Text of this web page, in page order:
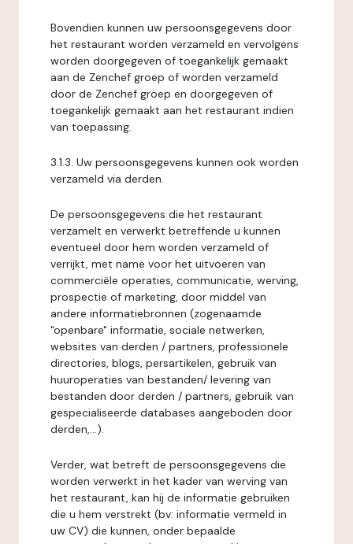
Bovendien kunnen uw persoonsgegevens door
het restaurant worden verzameld en vervolgens
worden doorgegeven of toegankelijk gemaakt
aan de Zenchef groep of worden verzameld
door de Zenchef groep en doorgegeven of
toegankelijk gemaakt aan het restaurant indien
van toepassing.
3.1.3. Uw persoonsgegevens kunnen ook worden
verzameld via derden.
De persoonsgegevens die het restaurant
verzamelt en verwerkt betreffende u kunnen
eventueel door hem worden verzameld of
verrijkt, met name voor het uitvoeren van
commerciële operaties, communicatie, werving,
prospectie of marketing, door middel van
andere informatiebronnen (zogenaamde
"openbare" informatie, sociale netwerken,
websites van derden / partners, professionele
directories, blogs, persartikelen, gebruik van
huuroperaties van bestanden/ levering van
bestanden door derden / partners, gebruik van
gespecialiseerde databases aangeboden door
derden,...).
Verder, wat betreft de persoonsgegevens die
worden verwerkt in het kader van werving van
het restaurant, kan hij de informatie gebruiken
die u hem verstrekt (bv: informatie vermeld in
uw CV) die kunnen, onder bepaalde